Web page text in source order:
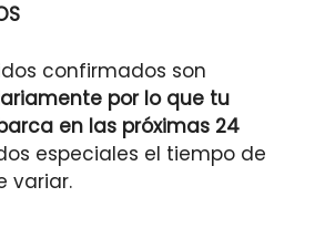
confirmados son
por lo que tu
en las próximas 24
especiales el tiempo de
variar.